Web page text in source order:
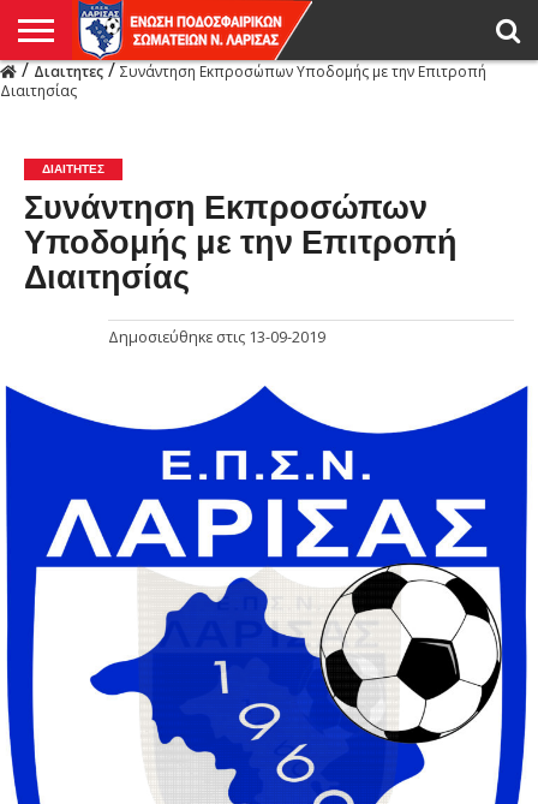
Η
ΕΝΩΣΗ
ΑΓΩΝΙΣΤΙΚΑ
ΜΙΚΤΉ
ΔΙΑΙΤΗΣΙΑ
ΠΡΩΤΑΘΛΗΜΑΤΑ
ΥΠΟΔΟΜΕΣ
ΚΥΠΕΛΛΟ
ΑΜΕΣΑ
LIVE
ΝΕΑ
ΠΡΩΤΑΘΛΗΜΑΤΑ
ΚΥΠΕΛΛΟ
ΥΠΟΔΟΜΕΣ
ΠΕΙΘΑΡΧΙΚΟ
ΜΙΚΤΗ
ΠΑΡΑΤΗΡΗΤΕΣ
ΠΡΟΠΟΝΗΤΕΣ
ΔΙΑΙΤΗΤΕΣ
VIDEO
ΓΕΝΙΚΑ
ΑΦΙΕΡΩΜΑΤΑ
ΕΚΔΗΛΩΣΕΙΣ
ΕΠΙΚΟΙΝΩΝΙΑ
/Διαιτητες/Συνάντηση Εκπροσώπων Υποδομής με την Επιτροπή
Διαιτησίας
ΔΙΑΙΤΗΤΕΣ
Συνάντηση Εκπροσώπων
Υποδομής με την Επιτροπή
Διαιτησίας
Δημοσιεύθηκε στις 13-09-2019